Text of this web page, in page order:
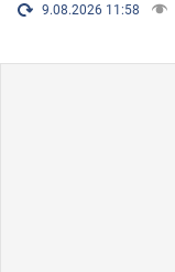
9.08.2026 11:58